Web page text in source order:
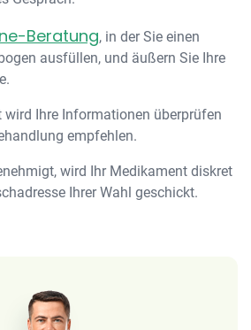
Beratung, in der Sie einen
ausfüllen, und äußern Sie Ihre
wird Ihre Informationen überprüfen
empfehlen.
wird Ihr Medikament diskret
Ihrer Wahl geschickt.